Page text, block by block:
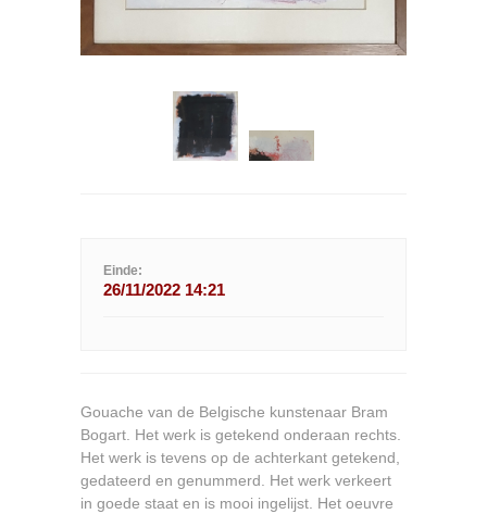
Einde:
26/11/2022 14:21
Gouache van de Belgische kunstenaar Bram
Bogart. Het werk is getekend onderaan rechts.
Het werk is tevens op de achterkant getekend,
gedateerd en genummerd. Het werk verkeert
in goede staat en is mooi ingelijst. Het oeuvre